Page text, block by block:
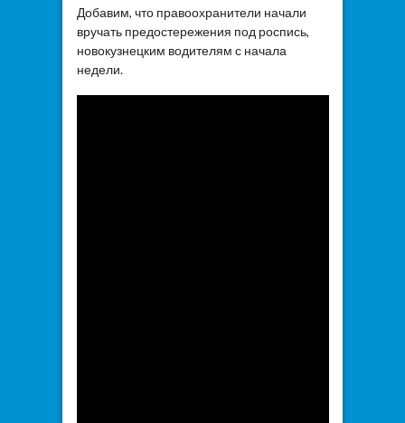
Добавим, что правоохранители начали
вручать предостережения под роспись,
новокузнецким водителям с начала
недели.